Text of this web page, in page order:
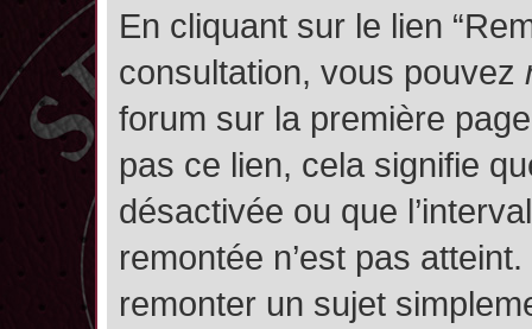
En cliquant sur le lien
consultation, vous pouvez
forum sur la première
pas ce lien, cela signifie
désactivée ou que
remontée n’est pas
remonter un sujet